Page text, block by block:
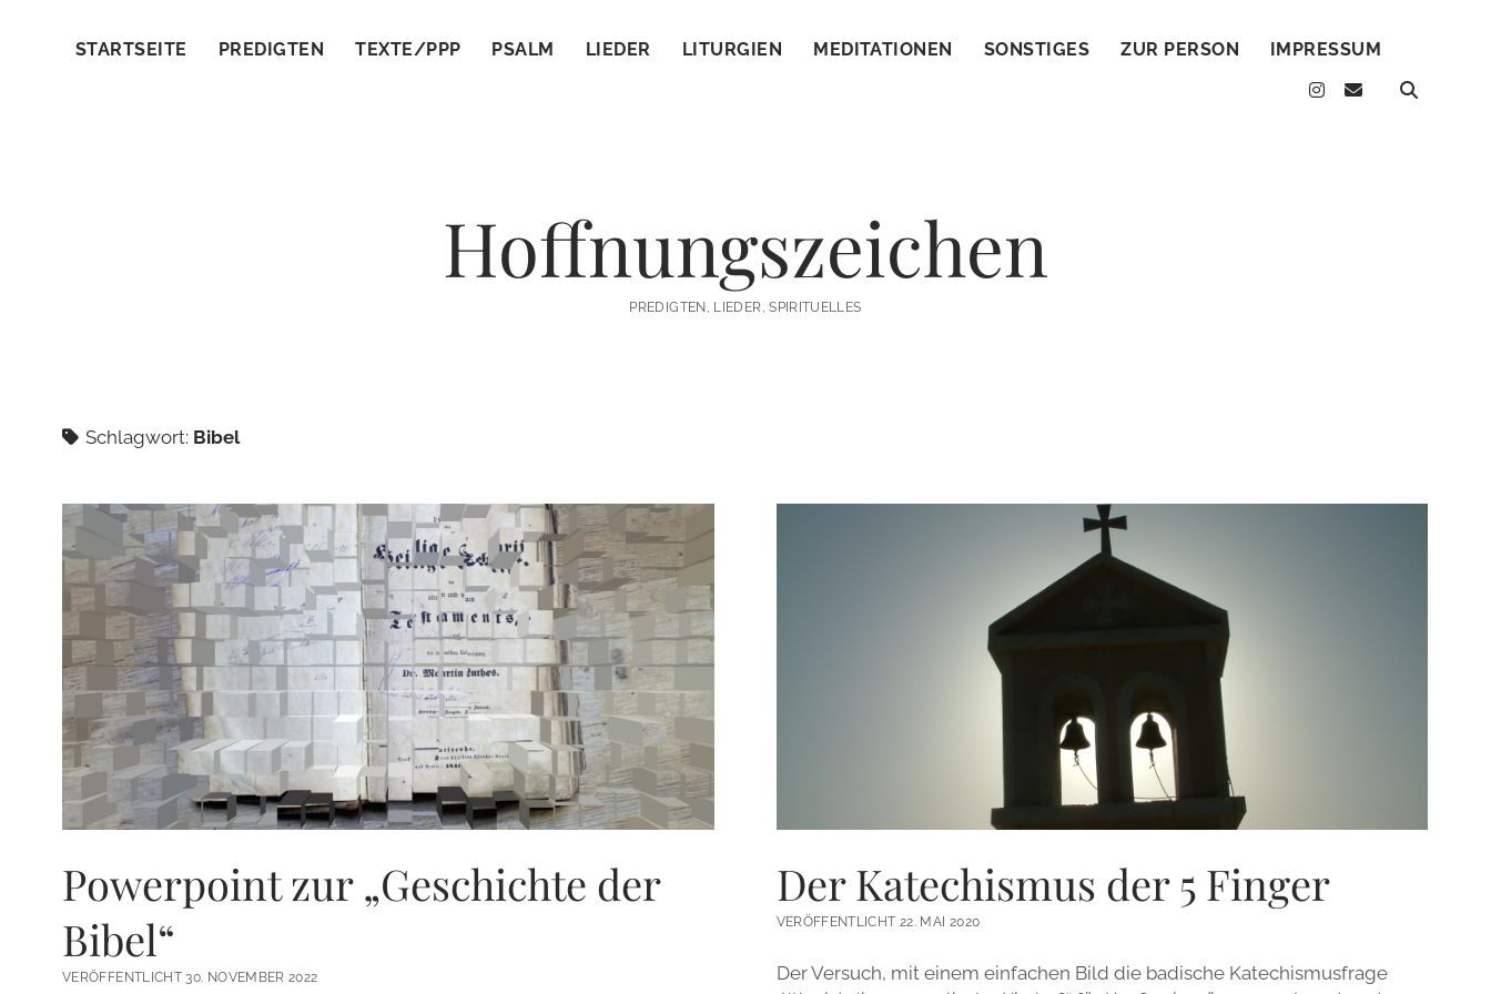
STARTSEITE PREDIGTEN TEXTE/PPP PSALM LIEDER LITURGIEN MEDITATIONEN SONSTIGES ZUR PERSON
IMPRESSUM
instagram
email
Hoffnungszeichen
PREDIGTEN, LIEDER, SPIRITUELLES
Schlagwort: Bibel
Powerpoint zur „Geschichte der
Bibel“
VERÖFFENTLICHT 30. NOVEMBER 2022
Der Katechismus der 5 Finger
VERÖFFENTLICHT 22. MAI 2020
Der Versuch, mit einem einfachen Bild die badische Katechismusfrage